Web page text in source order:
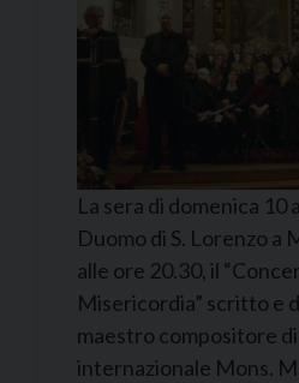
La sera di domenica 10
Duomo di S. Lorenzo a
alle ore 20.30, il
Misericordia” scritto e
maestro compositore
internazionale Mons.